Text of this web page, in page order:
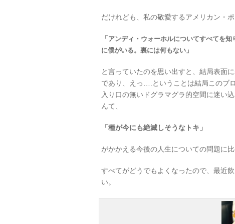
だけれども、私の敬愛するアメリカン・
「 アンディ・ウォーホルについてすべてを
に僕がいる。裏には何もない」
と言っていたのを思い出すと、結局表面
であり、えっ….ということは結局このブ
入り口の無いドグラマグラ的空間に迷い
んて、
「種が今にも絶滅しそうなトキ」
がかかえる今後の人生についての問題に比
すべてがどうでもよくなったので、最近
い。